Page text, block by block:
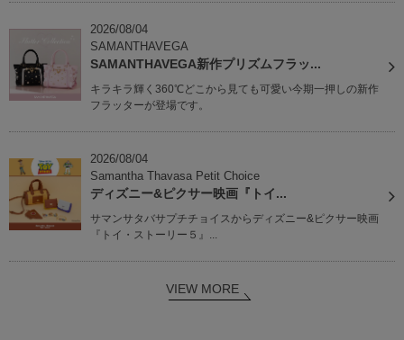
2026/08/04
SAMANTHAVEGA
SAMANTHAVEGA新作プリズムフラッ...
キラキラ輝く360℃どこから見ても可愛い今期一押しの新作
フラッターが登場です。
2026/08/04
Samantha Thavasa Petit Choice
ディズニー&ピクサー映画『トイ...
サマンサタバサプチチョイスからディズニー&ピクサー映画
『トイ・ストーリー５』...
VIEW MORE